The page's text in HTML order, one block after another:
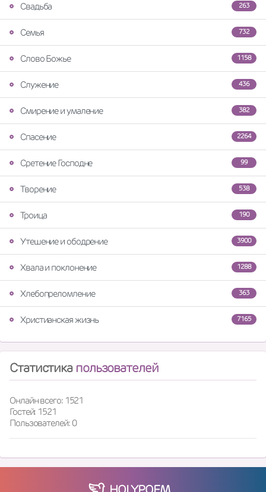
263
Свадьба
732
Семья
1158
Слово Божье
436
Служение
382
Смирение и умаление
2264
Спасение
99
Сретение Господне
538
Творение
190
Троица
3900
Утешение и ободрение
1288
Хвала и поклонение
363
Хлебопреломление
7165
Христианская жизнь
Статистика пользователей
Онлайн всего: 1521
Гостей: 1521
Пользователей: 0